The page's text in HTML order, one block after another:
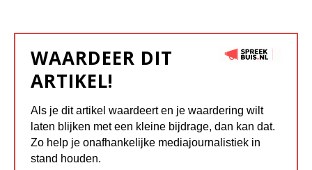
WAARDEER DIT
ARTIKEL!
Als je dit artikel waardeert en je waardering wilt
laten blijken met een kleine bijdrage, dan kan dat.
Zo help je onafhankelijke mediajournalistiek in
stand houden.